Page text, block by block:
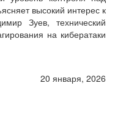
высокий интерес к
Зуев, технический
на кибератаки
20 января, 2026